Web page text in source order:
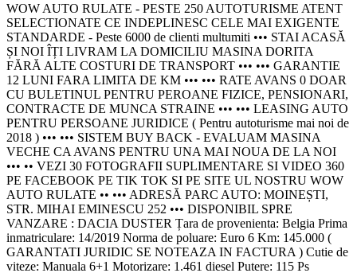
WOW AUTO RULATE - PESTE 250 AUTOTURISME ATENT
SELECTIONATE CE INDEPLINESC CELE MAI EXIGENTE
STANDARDE - Peste 6000 de clienti multumiti ••• STAI ACASĂ
ȘI NOI ÎȚI LIVRAM LA DOMICILIU MASINA DORITA
FĂRĂ ALTE COSTURI DE TRANSPORT ••• ••• GARANTIE
12 LUNI FARA LIMITA DE KM ••• ••• RATE AVANS 0 DOAR
CU BULETINUL PENTRU PEROANE FIZICE, PENSIONARI,
CONTRACTE DE MUNCA STRAINE ••• ••• LEASING AUTO
PENTRU PERSOANE JURIDICE ( Pentru autoturisme mai noi de
2018 ) ••• ••• SISTEM BUY BACK - EVALUAM MASINA
VECHE CA AVANS PENTRU UNA MAI NOUA DE LA NOI
••• •• VEZI 30 FOTOGRAFII SUPLIMENTARE SI VIDEO 360
PE FACEBOOK PE TIK TOK SI PE SITE UL NOSTRU WOW
AUTO RULATE •• ••• ADRESĂ PARC AUTO: MOINEȘTI,
STR. MIHAI EMINESCU 252 ••• DISPONIBIL SPRE
VANZARE : DACIA DUSTER Țara de provenienta: Belgia Prima
inmatriculare: 14/2019 Norma de poluare: Euro 6 Km: 145.000 (
GARANTATI JURIDIC SE NOTEAZA IN FACTURA ) Cutie de
viteze: Manuala 6+1 Motorizare: 1.461 diesel Putere: 115 Ps